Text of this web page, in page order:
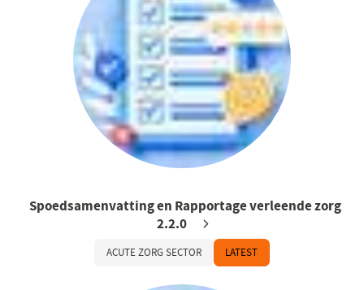
Spoedsamenvatting en Rapportage verleende zorg
2.2.0
ACUTE ZORG SECTOR LATEST